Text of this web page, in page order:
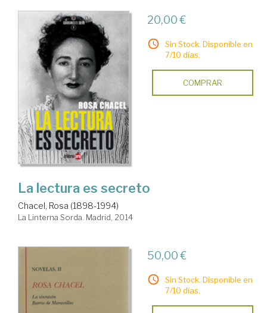
20,00 €
Sin Stock. Disponible en
7/10 días.
COMPRAR
La lectura es secreto
Chacel, Rosa (1898-1994)
La Linterna Sorda. Madrid, 2014
50,00 €
Sin Stock. Disponible en
7/10 días.